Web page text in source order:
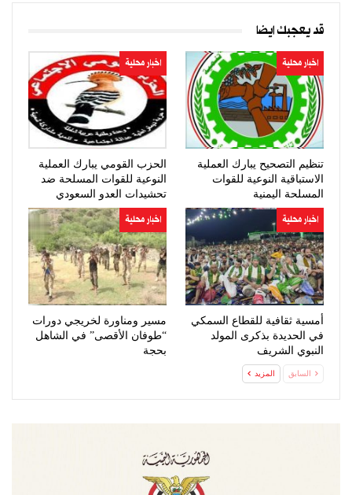
قد يعجبك ايضا
اخبار محلية
تنظيم التصحيح يبارك العملية
الاستباقية النوعية للقوات
المسلحة اليمنية
اخبار محلية
الحزب القومي يبارك العملية
النوعية للقوات المسلحة ضد
تحشيدات العدو السعودي
اخبار محلية
أمسية ثقافية للقطاع السمكي
في الحديدة بذكرى المولد
النبوي الشريف
اخبار محلية
مسير ومناورة لخريجي دورات
“طوفان الأقصى” في الشاهل
بحجة
السابق المزيد